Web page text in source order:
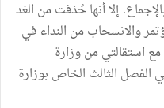
إلا أنها حُذفت من الغد
والانسحاب من النداء في
استقالتي من وزارة
الفصل الثالث الخاص بوزارة